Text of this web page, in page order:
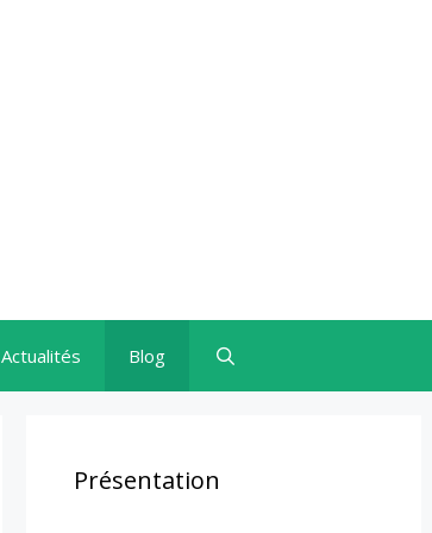
Actualités Blog
Présentation